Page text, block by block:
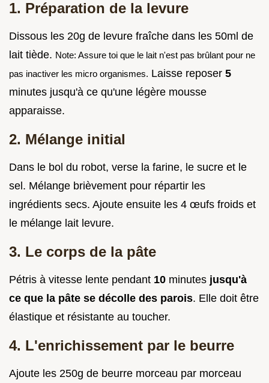
1. Préparation de la levure
Dissous les 20g de levure fraîche dans les 50ml de
lait tiède. Note: Assure toi que le lait n'est pas brûlant pour ne
pas inactiver les micro organismes. Laisse reposer 5
minutes jusqu'à ce qu'une légère mousse
apparaisse.
2. Mélange initial
Dans le bol du robot, verse la farine, le sucre et le
sel. Mélange brièvement pour répartir les
ingrédients secs. Ajoute ensuite les 4 œufs froids et
le mélange lait levure.
3. Le corps de la pâte
Pétris à vitesse lente pendant 10 minutes jusqu'à
ce que la pâte se décolle des parois. Elle doit être
élastique et résistante au toucher.
4. L'enrichissement par le beurre
Ajoute les 250g de beurre morceau par morceau